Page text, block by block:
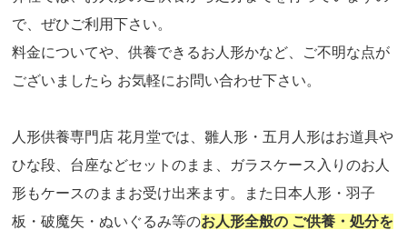
で、ぜひご利用下さい。
料金についてや、供養できるお人形かなど、ご不明な点が
ございましたら お気軽にお問い合わせ下さい。
人形供養専門店 花月堂では、雛人形・五月人形はお道具や
ひな段、台座などセットのまま、ガラスケース入りのお人
形もケースのままお受け出来ます。また日本人形・羽子
板・破魔矢・ぬいぐるみ等のお人形全般の ご供養・処分を